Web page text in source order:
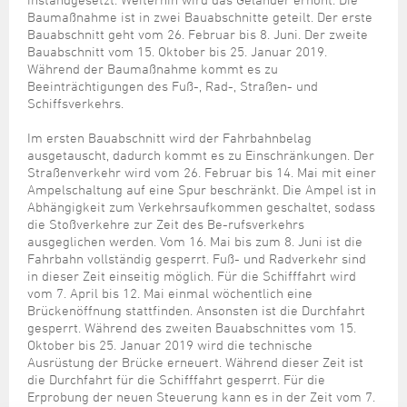
Umwelt-, Natur- und Klimaschutz
Wohnen, Bauen
Schule
Sterbefall
Studium
Umzug und Neubürger
Wohnen und Verbrauchen
Formulare
Online-Terminvergabe
Politik & Verwaltung
Pressemitteilungen
Ratsinformationssystem
Städtische Dienststellen
Stadtrecht
Telefonverzeichnis
Wirtschaftsstruktur
Regionale Kooperationen
Unternehmensnachfolge
Unterstützung für ExistenzgründerInnen
Zukunftsregion JadeBay
Stadtarchiv
Volkshochschule
Stadt Wilhelmshaven
Unterkünfte
Kulturzentrum Pumpwerk
Maritime Meile
Museen und Ausstellungen
Schiffe, Häfen und Meer erleben
Sportangebot
Städtepartnerschaften
Stadtpark
Tag des offenen Denkmals
Veranstaltungsorte
Baumaßnahme ist in zwei Bauabschnitte geteilt. Der erste
Bauabschnitt geht vom 26. Februar bis 8. Juni. Der zweite
Bauabschnitt vom 15. Oktober bis 25. Januar 2019.
Während der Baumaßnahme kommt es zu
Beeinträchtigungen des Fuß-, Rad-, Straßen- und
Schiffsverkehrs.
Im ersten Bauabschnitt wird der Fahrbahnbelag
ausgetauscht, dadurch kommt es zu Einschränkungen. Der
Straßenverkehr wird vom 26. Februar bis 14. Mai mit einer
Ampelschaltung auf eine Spur beschränkt. Die Ampel ist in
Abhängigkeit zum Verkehrsaufkommen geschaltet, sodass
die Stoßverkehre zur Zeit des Be-rufsverkehrs
ausgeglichen werden. Vom 16. Mai bis zum 8. Juni ist die
Fahrbahn vollständig gesperrt. Fuß- und Radverkehr sind
in dieser Zeit einseitig möglich. Für die Schifffahrt wird
vom 7. April bis 12. Mai einmal wöchentlich eine
Brückenöffnung stattfinden. Ansonsten ist die Durchfahrt
gesperrt. Während des zweiten Bauabschnittes vom 15.
Oktober bis 25. Januar 2019 wird die technische
Ausrüstung der Brücke erneuert. Während dieser Zeit ist
die Durchfahrt für die Schifffahrt gesperrt. Für die
Erprobung der neuen Steuerung kann es in der Zeit vom 7.